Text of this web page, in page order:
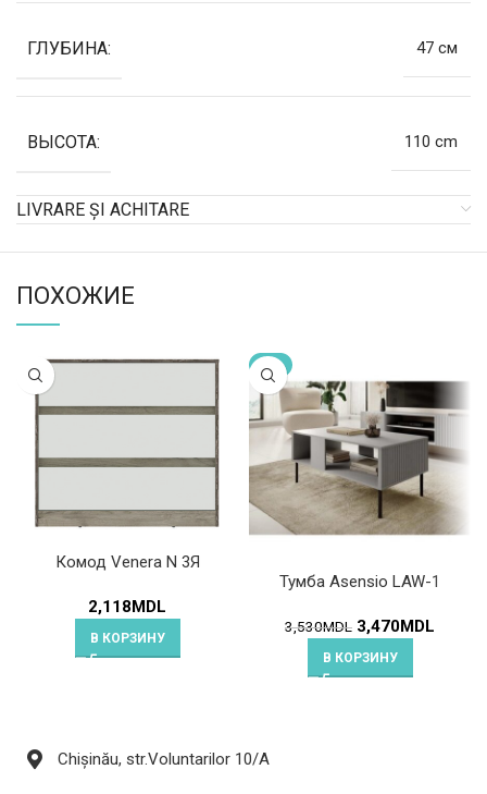
ГЛУБИНА: 47 см
ВЫСОТА: 110 cm
LIVRARE ȘI ACHITARE
ПОХОЖИЕ
Комод Venera N 3Я
2,118 MDL
В КОРЗИНУ
-2%
Тумба Asensio LAW-1
3,530MDL 3,470MDL
В КОРЗИНУ
Chișinău, str.Voluntarilor 10/A